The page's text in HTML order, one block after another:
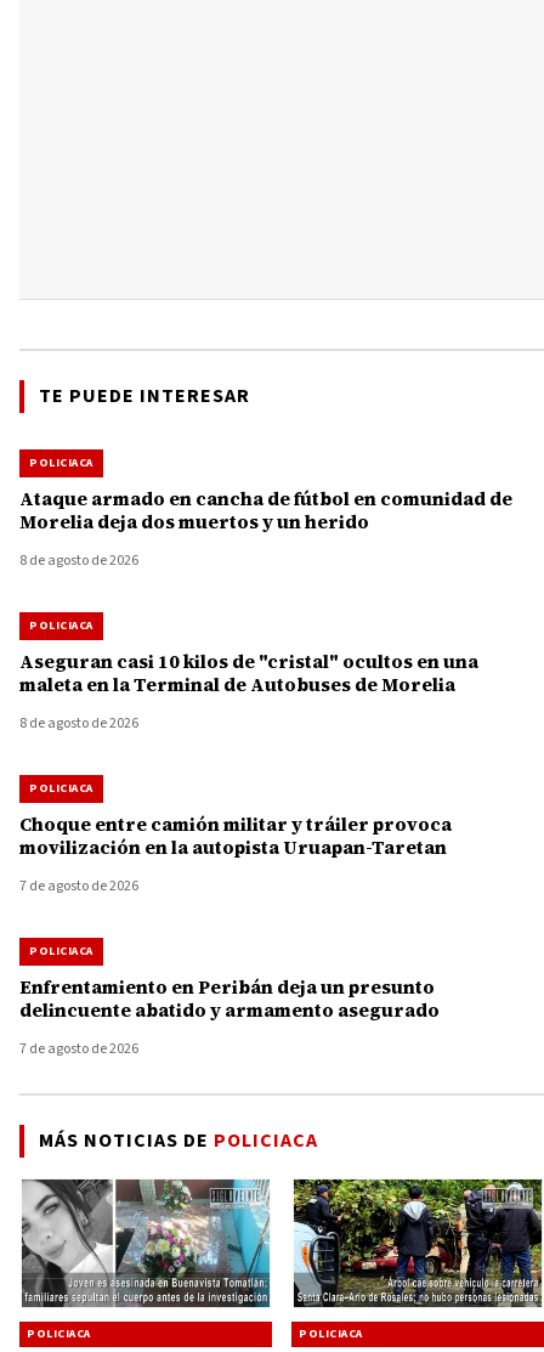
TE PUEDE INTERESAR
POLICIACA
Ataque armado en cancha de fútbol en comunidad de
Morelia deja dos muertos y un herido
8 de agosto de 2026
POLICIACA
Aseguran casi 10 kilos de "cristal" ocultos en una
maleta en la Terminal de Autobuses de Morelia
8 de agosto de 2026
POLICIACA
Choque entre camión militar y tráiler provoca
movilización en la autopista Uruapan-Taretan
7 de agosto de 2026
POLICIACA
Enfrentamiento en Peribán deja un presunto
delincuente abatido y armamento asegurado
7 de agosto de 2026
MÁS NOTICIAS DE POLICIACA
POLICIACA POLICIACA